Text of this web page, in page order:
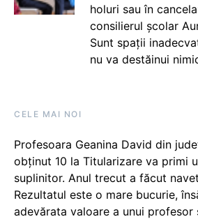
holuri sau în
consilierul școlar
Sunt spații
nu va destăinui
CELE MAI NOI
Profesoara Geanina David din
obținut 10 la Titularizare va primi
suplinitor. Anul trecut a făcut
Rezultatul este o mare bucurie,
adevărata valoare a unui profesor